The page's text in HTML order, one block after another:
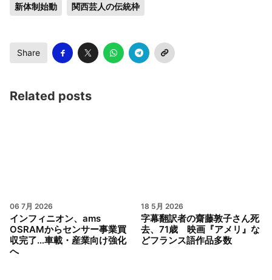
新体制始動 関西芸人の伝統枠
Share
Related posts
06 7月 2026
インフィニオン、ams
OSRAMからセンサー事業買
収完了…車載・産業向け強化
へ
18 5月 2026
字幕翻訳者の齋藤敦子さん死
去、71歳 映画『アメリ』な
どフランス語作品多数